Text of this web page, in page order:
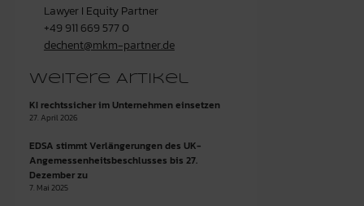
Lawyer I Equity Partner
+49 911 669 577 0
dechent@mkm-partner.de
Weitere Artikel
KI rechtssicher im Unternehmen einsetzen
27. April 2026
EDSA stimmt Verlängerungen des UK-
Angemessenheitsbeschlusses bis 27.
Dezember zu
7. Mai 2025